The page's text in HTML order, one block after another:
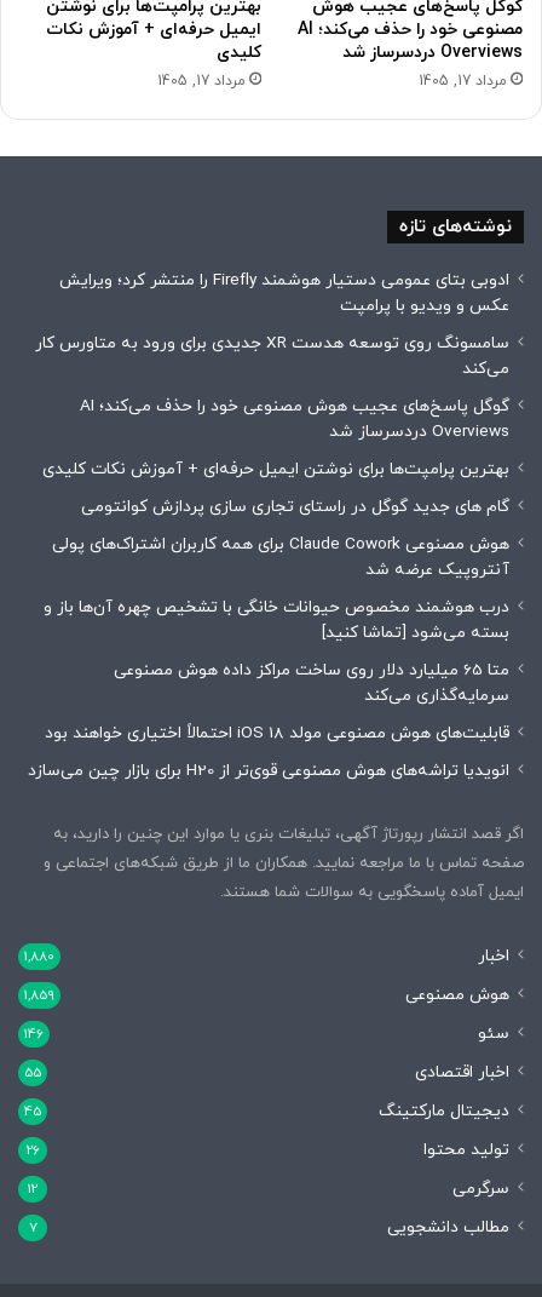
گوگل پاسخ‌های عجیب هوش
مصنوعی خود را حذف می‌کند؛ AI
Overviews دردسرساز شد
مرداد 17, 1405
بهترین پرامپت‌ها برای نوشتن
ایمیل حرفه‌ای + آموزش نکات
کلیدی
مرداد 17, 1405
نوشته‌های تازه
ادوبی بتای عمومی دستیار هوشمند Firefly را منتشر کرد؛ ویرایش
عکس و ویدیو با پرامپت
سامسونگ روی توسعه هدست XR جدیدی برای ورود به متاورس کار
می‌کند
گوگل پاسخ‌های عجیب هوش مصنوعی خود را حذف می‌کند؛ AI
Overviews دردسرساز شد
بهترین پرامپت‌ها برای نوشتن ایمیل حرفه‌ای + آموزش نکات کلیدی
گام های جدید گوگل در راستای تجاری سازی پردازش کوانتومی
هوش مصنوعی Claude Cowork برای همه کاربران اشتراک‌های پولی
آنتروپیک عرضه شد
درب هوشمند مخصوص حیوانات خانگی با تشخیص چهره آن‌ها باز و
بسته می‌شود [تماشا کنید]
متا 65 میلیارد دلار روی ساخت مراکز داده هوش مصنوعی
سرمایه‌گذاری می‌کند
قابلیت‌های هوش مصنوعی مولد iOS 18 احتمالاً اختیاری خواهند بود
انویدیا تراشه‌های هوش مصنوعی قوی‌تر از H20 برای بازار چین می‌سازد
اگر قصد انتشار رپورتاژ آگهی، تبلیغات بنری یا موارد این چنین را دارید، به
صفحه تماس با ما مراجعه نمایید. همکاران ما از طریق شبکه‌های اجتماعی و
ایمیل آماده پاسخگویی به سوالات شما هستند.
اخبار 1,880
هوش مصنوعی 1,859
سئو 146
اخبار اقتصادی 55
دیجیتال مارکتینگ 45
تولید محتوا 26
سرگرمی 12
مطالب دانشجویی 7